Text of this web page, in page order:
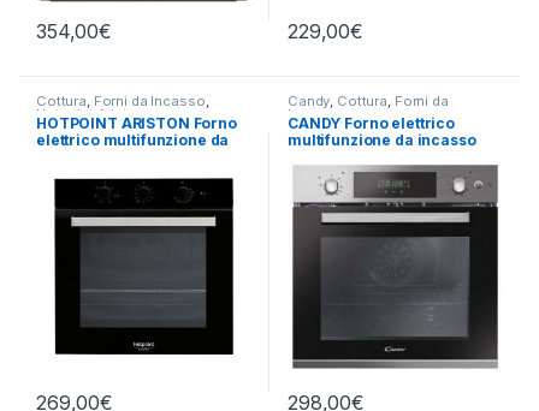
354,00€ 229,00€
Cottura, Forni da Incasso,
Hotpoint Ariston
HOTPOINT ARISTON Forno
elettrico multifunzione da
269,00€
Candy, Cottura, Forni da
Incasso
CANDY Forno elettrico
multifunzione da incasso
298,00€